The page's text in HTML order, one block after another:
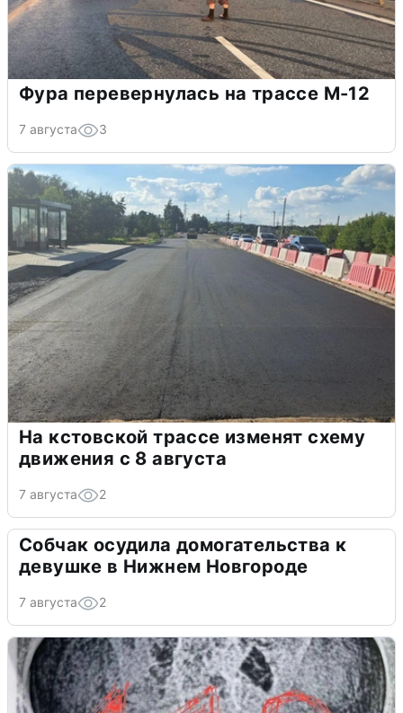
Фура перевернулась на трассе М-12
7 августа 3
На кстовской трассе изменят схему
движения с 8 августа
7 августа 2
Собчак осудила домогательства к
девушке в Нижнем Новгороде
7 августа 2